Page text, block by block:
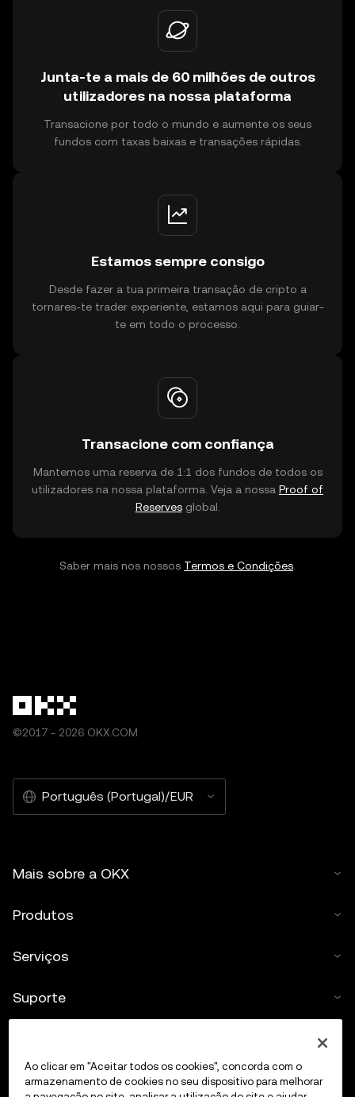
Junta-te a mais de 60 milhões de outros
utilizadores na nossa plataforma
Transacione por todo o mundo e aumente os seus
fundos com taxas baixas e transações rápidas.
Estamos sempre consigo
Desde fazer a tua primeira transação de cripto a
tornares-te trader experiente, estamos aqui para guiar-
te em todo o processo.
Transacione com confiança
Mantemos uma reserva de 1:1 dos fundos de todos os
utilizadores na nossa plataforma. Veja a nossa Proof of
Reservesglobal.
Saber mais nos nossos Termos e Condições
©2017 - 2026 OKX.COM
Português (Portugal)/EUR
Mais sobre a OKX
Produtos
Serviços
Suporte
Calculadora de criptomoedas
Ao clicar em "Aceitar todos os cookies", concorda com o
armazenamento de cookies no seu dispositivo para melhorar